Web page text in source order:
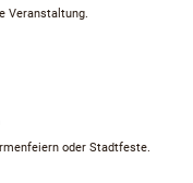
Veranstaltung.
oder Stadtfeste.